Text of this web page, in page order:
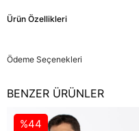
Ürün Özellikleri
Ödeme Seçenekleri
BENZER ÜRÜNLER
%44